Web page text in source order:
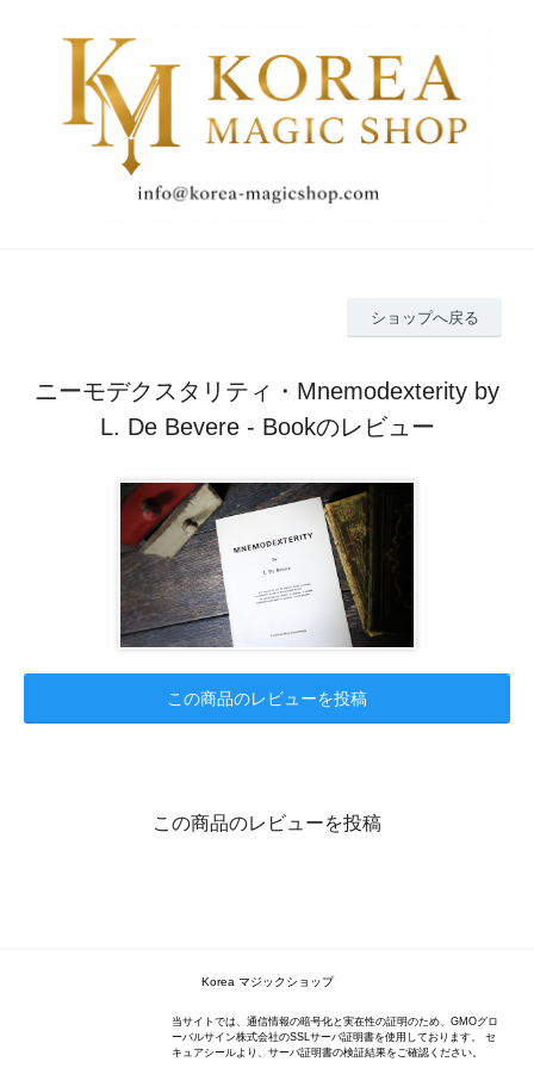
ショップへ戻る
ニーモデクスタリティ・Mnemodexterity by
L. De Bevere - Bookのレビュー
この商品のレビューを投稿
この商品のレビューを投稿
Korea マジックショップ
当サイトでは、通信情報の暗号化と実在性の証明のため、GMOグロ
ーバルサイン株式会社のSSLサーバ証明書を使用しております。 セ
キュアシールより、サーバ証明書の検証結果をご確認ください。